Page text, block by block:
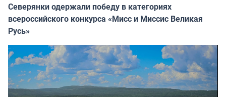
Северянки одержали победу в категориях
всероссийского конкурса «Мисс и Миссис Великая
Русь»